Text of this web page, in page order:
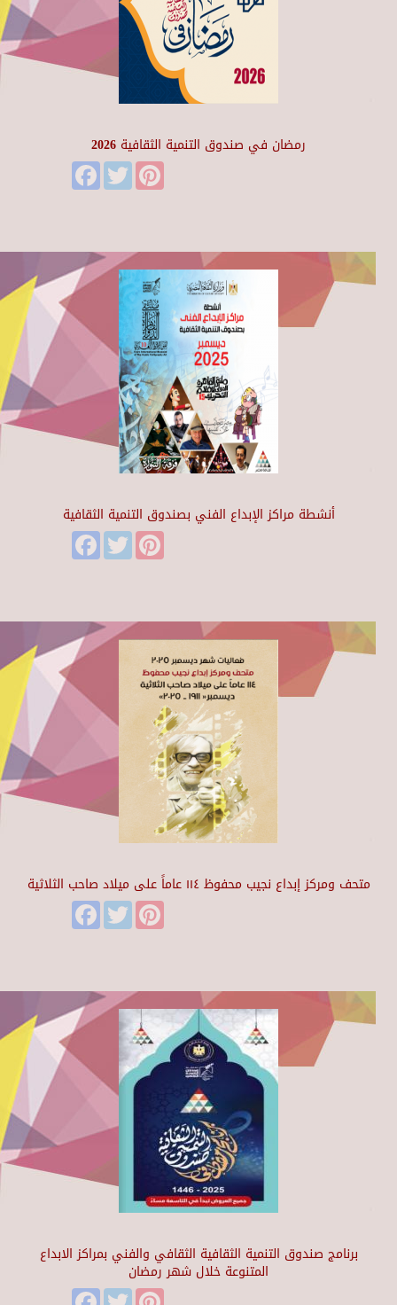
رمضان في صندوق التنمية الثقافية 2026
FacebookTwitter
أنشطة مراكز الإبداع الفني بصندوق التنمية الثقافية
FacebookTwitter
متحف ومركز إبداع نجيب محفوظ ١١٤ عاماً على ميلاد صاحب الثلاثية
FacebookTwitter
برنامج صندوق التنمية الثقافية الثقافي والفني بمراكز الابداع
المتنوعة خلال شهر رمضان
FacebookTwitter